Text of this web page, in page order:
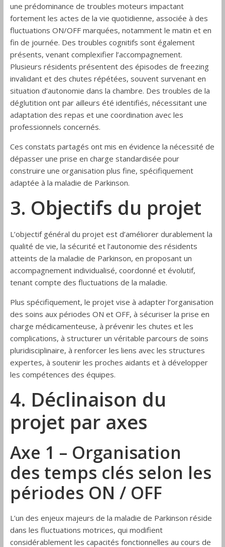
une prédominance de troubles moteurs impactant
fortement les actes de la vie quotidienne, associée à des
fluctuations ON/OFF marquées, notamment le matin et en
fin de journée. Des troubles cognitifs sont également
présents, venant complexifier l’accompagnement.
Plusieurs résidents présentent des épisodes de freezing
invalidant et des chutes répétées, souvent survenant en
situation d’autonomie dans la chambre. Des troubles de la
déglutition ont par ailleurs été identifiés, nécessitant une
adaptation des repas et une coordination avec les
professionnels concernés.
Ces constats partagés ont mis en évidence la nécessité de
dépasser une prise en charge standardisée pour
construire une organisation plus fine, spécifiquement
adaptée à la maladie de Parkinson.
3. Objectifs du projet
L’objectif général du projet est d’améliorer durablement la
qualité de vie, la sécurité et l’autonomie des résidents
atteints de la maladie de Parkinson, en proposant un
accompagnement individualisé, coordonné et évolutif,
tenant compte des fluctuations de la maladie.
Plus spécifiquement, le projet vise à adapter l’organisation
des soins aux périodes ON et OFF, à sécuriser la prise en
charge médicamenteuse, à prévenir les chutes et les
complications, à structurer un véritable parcours de soins
pluridisciplinaire, à renforcer les liens avec les structures
expertes, à soutenir les proches aidants et à développer
les compétences des équipes.
4. Déclinaison du
projet par axes
Axe 1 – Organisation
des temps clés selon les
périodes ON / OFF
L’un des enjeux majeurs de la maladie de Parkinson réside
dans les fluctuations motrices, qui modifient
considérablement les capacités fonctionnelles au cours de